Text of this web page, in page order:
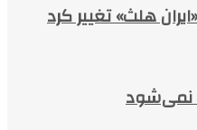
هلث» تغییر کرد
نمی‌شود